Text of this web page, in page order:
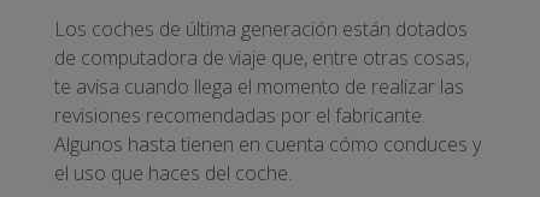
Los coches de última generación están dotados
de computadora de viaje que, entre otras cosas,
te avisa cuando llega el momento de realizar las
revisiones recomendadas por el fabricante.
Algunos hasta tienen en cuenta cómo conduces y
el uso que haces del coche.